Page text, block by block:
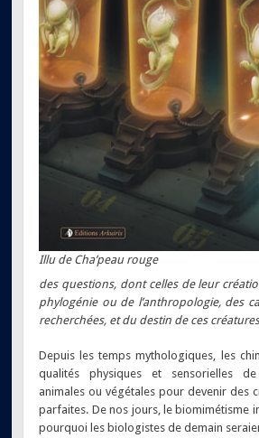
Illu de Cha’peau rouge
des questions, dont celles de leur
phylogénie ou de l’anthropologie, des
recherchées, et du destin de ces
Depuis les temps mythologiques, les
qualités physiques et sensorielles
animales ou végétales pour devenir des
parfaites. De nos jours, le biomimétisme
pourquoi les biologistes de demain